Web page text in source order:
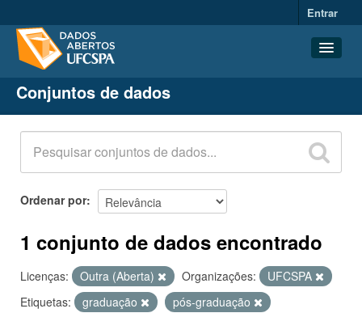
Entrar
Conjuntos de dados
Organizações
Grupos
Sobre
Conjuntos de dados
Ordenar por
1 conjunto de dados encontrado
Licenças: Outra (Aberta) Organizações:
UFCSPA
Etiquetas:
graduação
pós-graduação